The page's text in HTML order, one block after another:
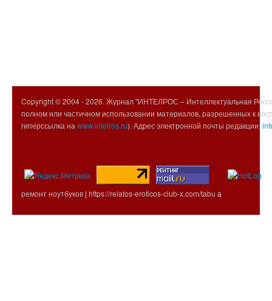
Copyright © 2004 -2026. Журнал "ИНТЕЛРОС – Интеллектуальная
полном или частичном использовании материалов, разрешенных к
гиперссылка на www.intelros.ru). Адрес электронной почты редакции:
ремонт ноутбуков | https://relatos-eroticos-club-x.com/tabu а